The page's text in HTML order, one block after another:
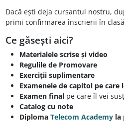
Dacă ești deja cursantul nostru,
primi confirmarea înscrierii în
Ce găsești aici?
Materialele scrise și video
Regulile de Promovare
Exerciții suplimentare
Examenele de capitol pe care
Examen final pe care îl vei
Catalog cu note
Diploma Telecom Academyla